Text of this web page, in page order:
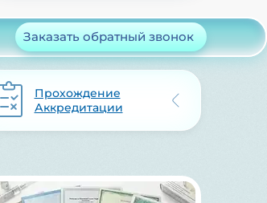
Заказать обратный звонок
Прохождение
Аккредитации